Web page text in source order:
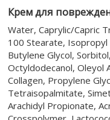
Крем для
Water, Caprylic/Capric
100 Stearate,
Butylene Glycol,
Octyldodecanol, Oleyol
Collagen, Propylene
Tetraisopalmitate,
Arachidyl Propionate,